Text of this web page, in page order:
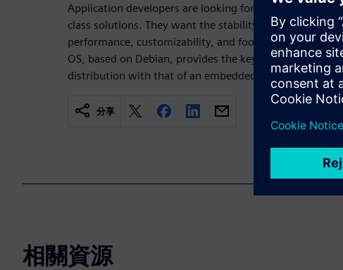
Application developers are looking for alternatives to
class solutions. They want the stability of an
performance, customizability, and footprint of an
OS, based on Debian, provides the key benefits of an
distribution with that of an embedded OS.
分享
相關資源